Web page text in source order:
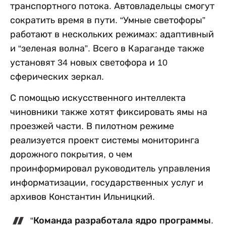
транспортного потока. Автовладельцы смогут
сократить время в пути. “Умные светофоры”
работают в нескольких режимах: адаптивный
и “зеленая волна”. Всего в Караганде также
установят 34 новых светофора и 10
сферических зеркал.
С помощью искусственного интеллекта
чиновники также хотят фиксировать ямы на
проезжей части. В пилотном режиме
реализуется проект системы мониторинга
дорожного покрытия, о чем
проинформировал руководитель управления
информатизации, государственных услуг и
архивов Константин Ильницкий.
“Команда разработала ядро программы.